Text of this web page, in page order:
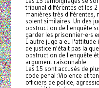
tribunal différentes et les
manières très différentes,
soient similaires. Un des
obstruction de l'enquête
garder les prisonnier-e-s
L'autre juge a eu l'attitude
de justice n'était pas la
obstruction de l'enquête
argument raisonnable.
Les 15 sont accusés de
code penal :Violence et
officiers de police,